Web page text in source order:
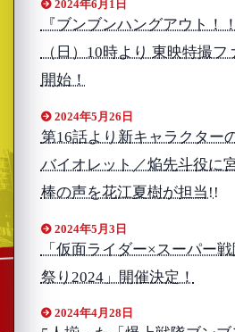
2024年6月1日
『ブンブンハングアウト！
（日）10時より 東映特撮
開始！
2024年5月26日
第16話より新キャラクター
バイオレット／焔先斗役に
棒の声を花江夏樹が担当!!
2024年5月3日
「仮面ライダー×スーパー
祭り2024」開催決定！
2024年4月28日